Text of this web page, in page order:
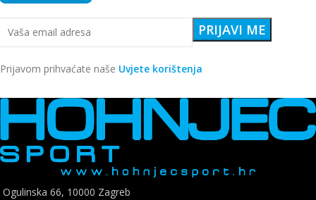
Prijavom prihvaćate naše Uvjete korištenja
Ogulinska 66, 10000 Zagreb